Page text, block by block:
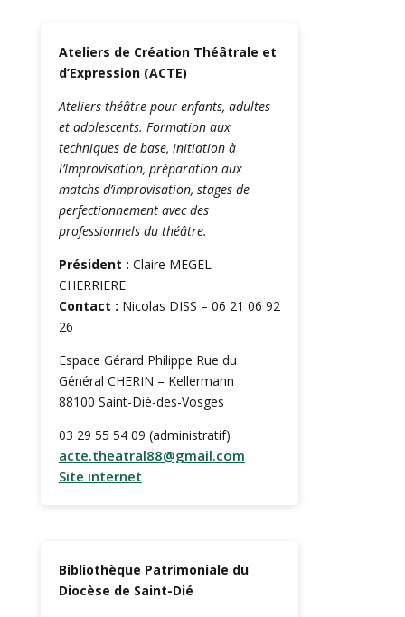
Ateliers de Création Théâtrale et
d’Expression (ACTE)
Ateliers théâtre pour enfants, adultes
et adolescents. Formation aux
techniques de base, initiation à
l’Improvisation, préparation aux
matchs d’improvisation, stages de
perfectionnement avec des
professionnels du théâtre.
Président : Claire MEGEL-
CHERRIERE
Contact : Nicolas DISS – 06 21 06 92
26
Espace Gérard Philippe Rue du
Général CHERIN – Kellermann
88100 Saint-Dié-des-Vosges
03 29 55 54 09 (administratif)
acte.theatral88@gmail.com
Site internet
Bibliothèque Patrimoniale du
Diocèse de Saint-Dié